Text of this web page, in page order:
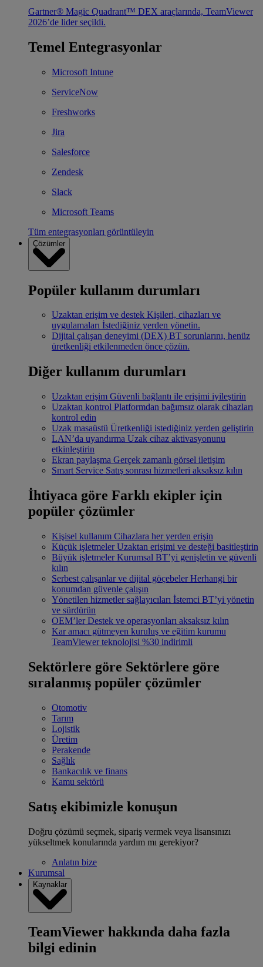
Gartner® Magic Quadrant™ DEX araçlarında, TeamViewer
2026’de lider seçildi.
Temel Entegrasyonlar
Microsoft Intune
ServiceNow
Freshworks
Jira
Salesforce
Zendesk
Slack
Microsoft Teams
Tüm entegrasyonları görüntüleyin
Çözümler
Popüler kullanım durumları
Uzaktan erişim ve destek Kişileri, cihazları ve
uygulamaları İstediğiniz yerden yönetin.
Dijital çalışan deneyimi (DEX) BT sorunlarını, henüz
üretkenliği etkilenmeden önce çözün.
Diğer kullanım durumları
Uzaktan erişim Güvenli bağlantı ile erişimi iyileştirin
Uzaktan kontrol Platformdan bağımsız olarak cihazları
kontrol edin
Uzak masaüstü Üretkenliği istediğiniz yerden geliştirin
LAN’da uyandırma Uzak cihaz aktivasyonunu
etkinleştirin
Ekran paylaşma Gerçek zamanlı görsel iletişim
Smart Service Satış sonrası hizmetleri aksaksız kılın
İhtiyaca göre Farklı ekipler için
popüler çözümler
Kişisel kullanım Cihazlara her yerden erişin
Küçük işletmeler Uzaktan erişimi ve desteği basitleştirin
Büyük işletmeler Kurumsal BT’yi genişletin ve güvenli
kılın
Serbest çalışanlar ve dijital göçebeler Herhangi bir
konumdan güvenle çalışın
Yönetilen hizmetler sağlayıcıları İstemci BT’yi yönetin
ve sürdürün
OEM’ler Destek ve operasyonları aksaksız kılın
Kar amacı gütmeyen kuruluş ve eğitim kurumu
TeamViewer teknolojisi %30 indirimli
Sektörlere göre Sektörlere göre
sıralanmış popüler çözümler
Otomotiv
Tarım
Lojistik
Üretim
Perakende
Sağlık
Bankacılık ve finans
Kamu sektörü
Satış ekibimizle konuşun
Doğru çözümü seçmek, sipariş vermek veya lisansınızı
yükseltmek konularında yardım mı gerekiyor?
Anlatın bize
Kurumsal
Kaynaklar
TeamViewer hakkında daha fazla
bilgi edinin